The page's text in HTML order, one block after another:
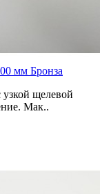
мм Бронза
щелевой
Мак..